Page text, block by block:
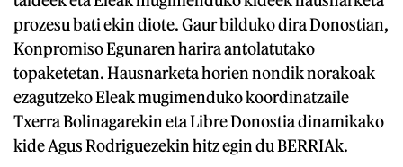
prozesu bati ekin diote. Gaur bilduko dira Donostian,
Konpromiso Egunaren harira antolatutako
topaketetan. Hausnarketa horien nondik norakoak
ezagutzeko Eleak mugimenduko koordinatzaile
Txerra Bolinagarekin eta Libre Donostia dinamikako
kide Agus Rodriguezekin hitz egin du BERRIAk.